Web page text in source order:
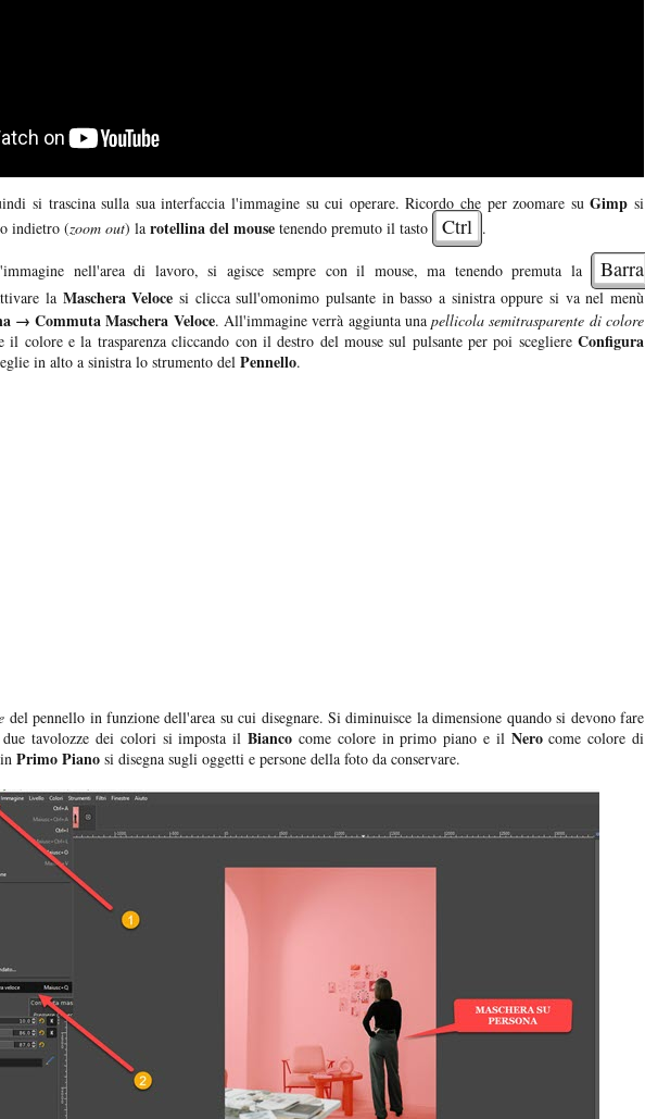
si trascina sulla sua interfaccia l'immagine su cui operare. Ricordo che per zoomare suGimp si
indietro (zoom out) la rotellina del mouse tenendo premuto il tasto Ctrl .
nell'area di lavoro, si agisce sempre con il mouse, ma tenendo premuta la
Barra
la Maschera Veloce si clicca sull'omonimo pulsante in basso a sinistra oppure si va nel menù
→ Commuta Maschera Veloce. All'immagine verrà aggiunta unapellicola semitrasparente di colore
il colore e la trasparenza cliccando con il destro del mouse sul pulsante per poi scegliere Configura
in alto a sinistra lo strumento del Pennello.
del pennello in funzione dell'area su cui disegnare. Si diminuisce la dimensione quando si devono fare
tavolozze dei colori si imposta ilBianco come colore in primo piano e il Nerocome colore di
in Primo Piano si disegna sugli oggetti e persone della foto da conservare.